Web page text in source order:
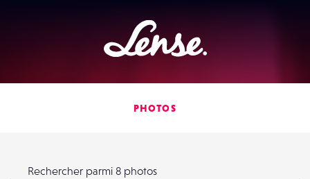
Lense
PHOTOS
Rechercher parmi 8 photos